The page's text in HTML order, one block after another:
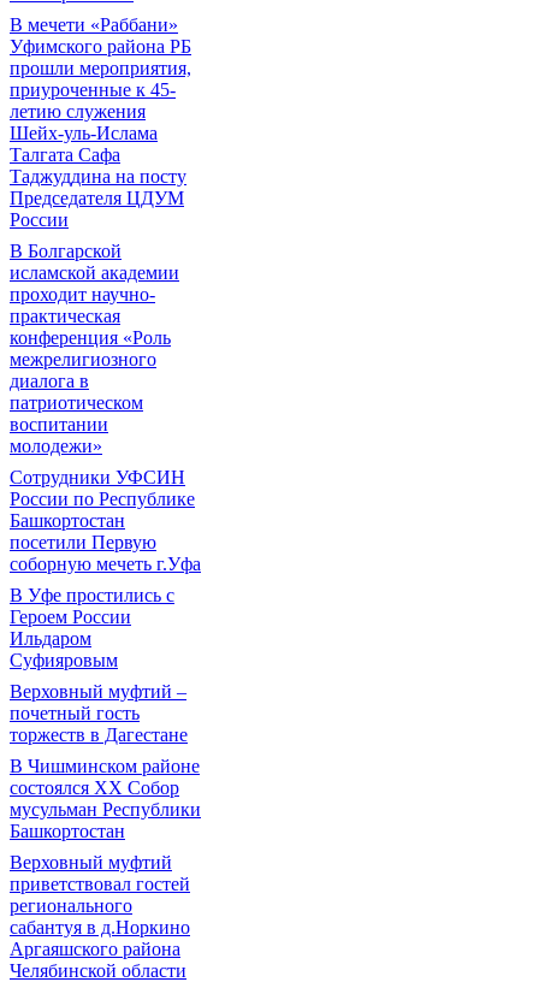
В мечети «Раббани»
Уфимского района РБ
прошли мероприятия,
приуроченные к 45-
летию служения
Шейх-уль-Ислама
Талгата Сафа
Таджуддина на посту
Председателя ЦДУМ
России
В Болгарской
исламской академии
проходит научно-
практическая
конференция «Роль
межрелигиозного
диалога в
патриотическом
воспитании
молодежи»
Сотрудники УФСИН
России по Республике
Башкортостан
посетили Первую
соборную мечеть г.Уфа
В Уфе простились с
Героем России
Ильдаром
Суфияровым
Верховный муфтий –
почетный гость
торжеств в Дагестане
В Чишминском районе
состоялся XX Собор
мусульман Республики
Башкортостан
Верховный муфтий
приветствовал гостей
регионального
сабантуя в д.Норкино
Аргаяшского района
Челябинской области